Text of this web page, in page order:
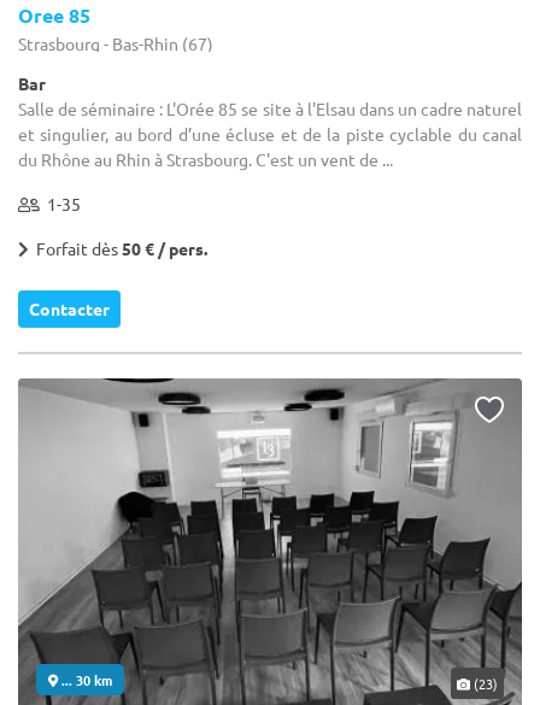
Oree 85
Strasbourg - Bas-Rhin (67)
Bar
Salle de séminaire : L'Orée 85 se site à l'Elsau dans un cadre naturel
et singulier, au bord d’une écluse et de la piste cyclable du canal
du Rhône au Rhin à Strasbourg. C'est un vent de ...
1-35
Forfait dès50 € / pers.
Contacter
... 30 km (23)